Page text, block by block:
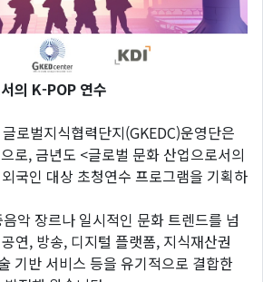
의 K-POP 연수
로벌지식협력단지(GKEDC)운영단은
로, 금년도 <글로벌 문화 산업으로서의
국인 대상 초청연수 프로그램을 기획하
악 장르나 일시적인 문화 트렌드를 넘
연, 방송, 디지털 플랫폼, 지식재산권
기반 서비스 등을 유기적으로 결합한